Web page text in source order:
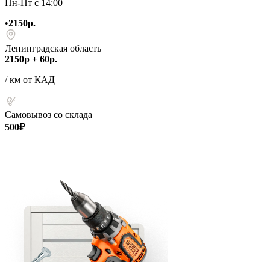
Пн-Пт с 14:00
•2150р.
Ленинградская область
2150р + 60р.
/ км от КАД
Самовывоз со склада
500₽